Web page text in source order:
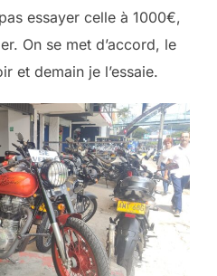
essayer celle à 1000€,
On se met d’accord, le
et demain je l’essaie.